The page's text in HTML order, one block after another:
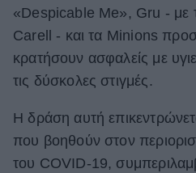
Αφιερώματα
ΒΟΞ
Χωρίς Ταμπέλες
«Despicable Me», Gru - με
Carell - και τα Minions
κρατήσουν ασφαλείς με
τις δύσκολες στιγμές.
Η δράση αυτή
που βοηθούν στον
του COVID-19,